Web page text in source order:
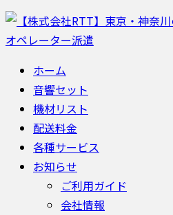
ホーム
音響セット
機材リスト
配送料金
各種サービス
お知らせ
ご利用ガイド
会社情報